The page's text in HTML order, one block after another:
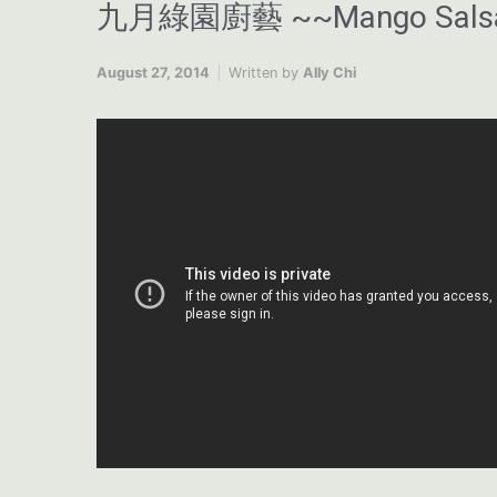
九月綠園廚藝 ~~Mango
August 27, 2014 Written by Ally Chi